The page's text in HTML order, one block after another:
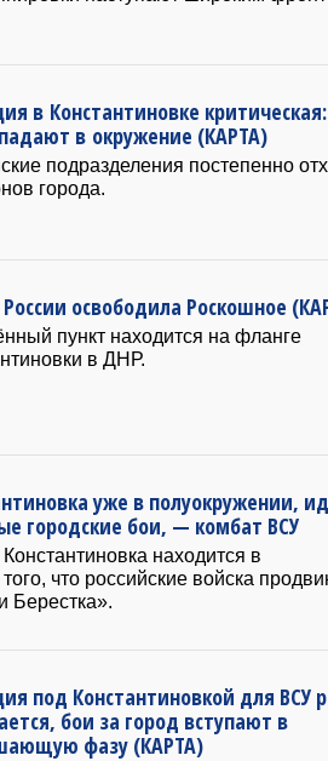
в Константиновке критическая:
в окружение (КАРТА)
подразделения постепенно
города.
освободила Роскошное
пункт находится на фланге
в ДНР.
уже в полуокружении,
городские бои, — комбат ВСУ
находится в
что российские войска
Берестка».
под Константиновкой для ВСУ
бои за город вступают в
фазу (КАРТА)